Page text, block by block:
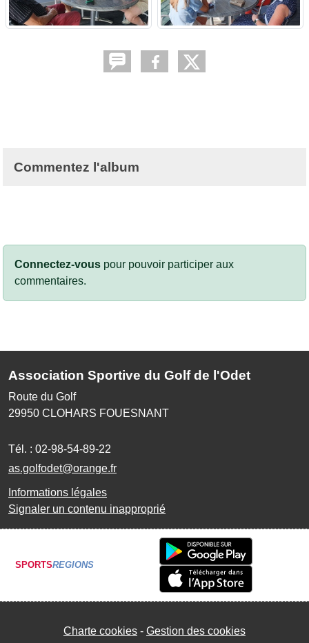
Commentez l'album
Connectez-vous pour pouvoir participer aux
commentaires.
Association Sportive du Golf de l'Odet
Route du Golf
29950 CLOHARS FOUESNANT
Tél. : 02-98-54-89-22
as.golfodet@orange.fr
Informations légales
Signaler un contenu inapproprié
SPORTSREGIONS
Charte cookies Gestion des cookies